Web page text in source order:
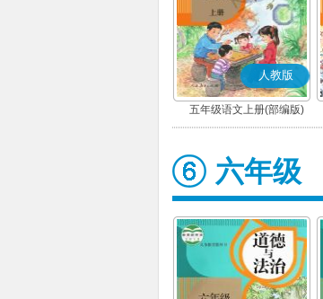
人教版
五年级语文上册(部编版)
六年级